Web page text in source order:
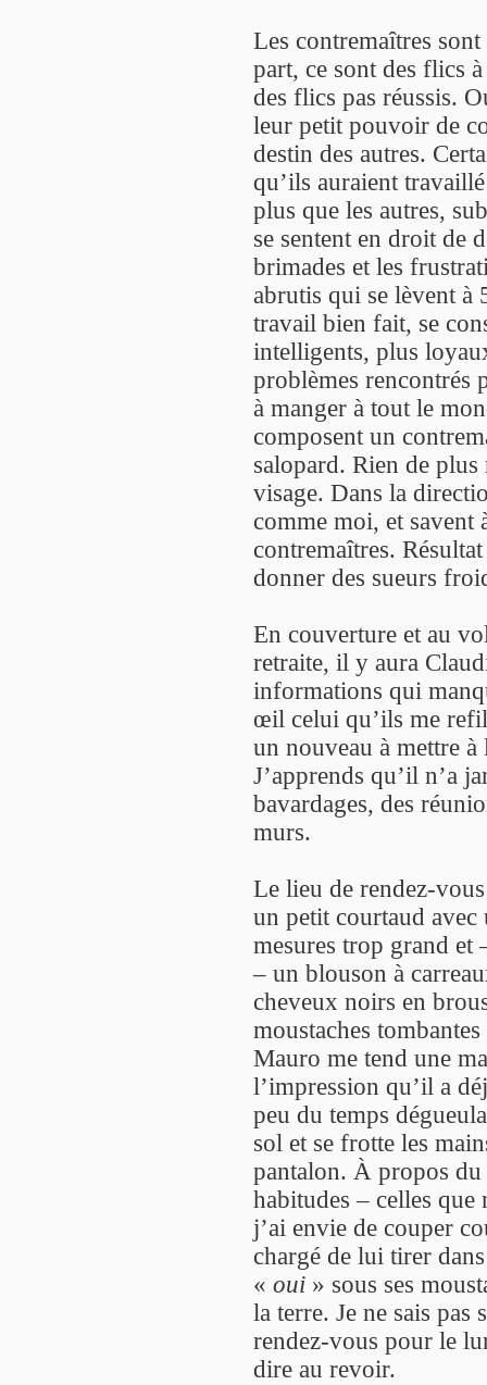
Les contremaîtres
part, ce sont des flics
des flics pas réussis.
leur petit pouvoir de
destin des autres.
qu’ils auraient
plus que les autres,
se sentent en droit de
brimades et les
abrutis qui se lèvent à
travail bien fait, se
intelligents, plus
problèmes rencontrés
à manger à tout le
composent un
salopard. Rien de
visage. Dans la
comme moi, et savent
contremaîtres.
donner des sueurs
En couverture et au
retraite, il y aura
informations qui
œil celui qu’ils me
un nouveau à mettre
J’apprends qu’il n’a
bavardages, des
murs.
Le lieu de rendez-
un petit courtaud
mesures trop grand et
– un blouson à
cheveux noirs en
moustaches
Mauro me tend une
l’impression qu’il a
peu du temps
sol et se frotte les
pantalon. À propos
habitudes – celles que
j’ai envie de couper
chargé de lui tirer
« oui » sous ses
la terre. Je ne sais pas
rendez-vous pour le
dire au revoir.